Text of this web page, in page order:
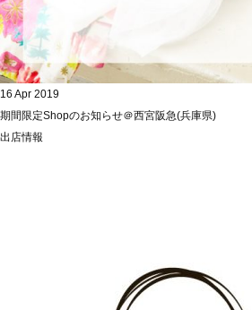
16 Apr 2019
期間限定Shopのお知らせ＠西宮阪急(兵庫県)
出店情報